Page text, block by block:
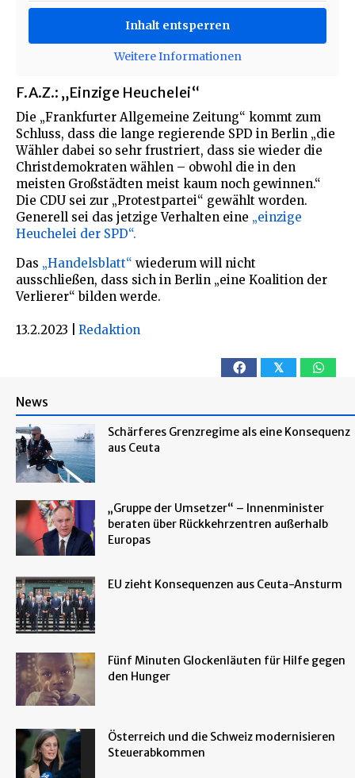
Inhalt entsperren
Weitere Informationen
F.A.Z.: „Einzige Heuchelei“
Die „Frankfurter Allgemeine Zeitung“ kommt zum
Schluss, dass die lange regierende SPD in Berlin „die
Wähler dabei so sehr frustriert, dass sie wieder die
Christdemokraten wählen – obwohl die in den
meisten Großstädten meist kaum noch gewinnen.“
Die CDU sei zur „Protestpartei“ gewählt worden.
Generell sei das jetzige Verhalten eine „einzige
Heuchelei der SPD“.
Das „Handelsblatt“ wiederum will nicht
ausschließen, dass sich in Berlin „eine Koalition der
Verlierer“ bilden werde.
13.2.2023 Redaktion
𝕏
News
Schärferes Grenzregime als eine Konsequenz
aus Ceuta
„Gruppe der Umsetzer“ – Innenminister
beraten über Rückkehrzentren außerhalb
Europas
EU zieht Konsequenzen aus Ceuta-Ansturm
Fünf Minuten Glockenläuten für Hilfe gegen
den Hunger
Österreich und die Schweiz modernisieren
Steuerabkommen